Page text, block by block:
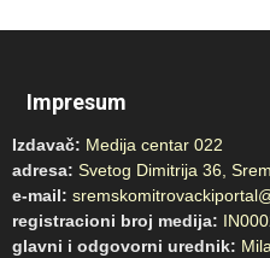
Impresum
Izdavač: Medija centar 022
adresa: Svetog Dimitrija 36,
e-mail:
registracioni broj medija:
glavni i odgovorni urednik: